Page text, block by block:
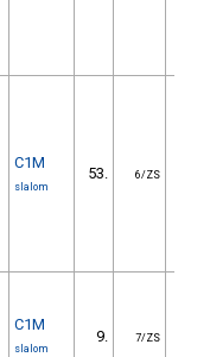
C1M
slalom
53. 6/ZS
C1M
slalom
9. 7/ZS